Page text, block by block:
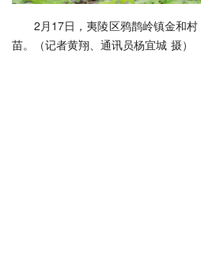
2月17日，夷陵区鸦鹊岭镇金和
苗。（记者黄翔、通讯员杨宜城 摄）